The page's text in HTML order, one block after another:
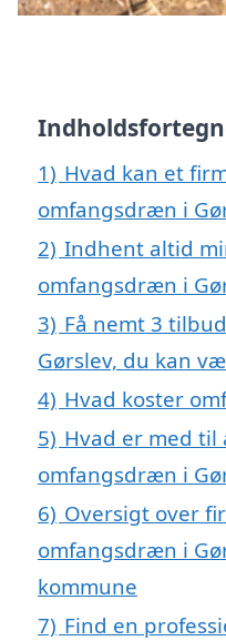
1) Hvad kan et
omfangsdræn i
2) Indhent altid
omfangsdræn i
3) Få nemt 3
Gørslev, du kan
4) Hvad koster
5) Hvad er med til
omfangsdræn i
6) Oversigt over
omfangsdræn i
kommune
7) Find en